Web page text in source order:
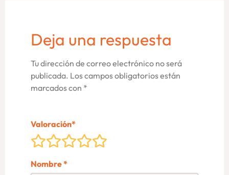
Deja una respuesta
Tu dirección de correo electrónico no será
publicada. Los campos obligatorios están
marcados con *
Valoración*
Nombre*